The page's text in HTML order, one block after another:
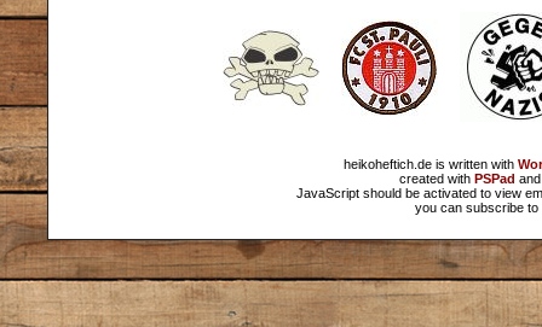
heikoheftich.de is written with
created with PSPad
JavaScript should be activated to view
you can subscribe